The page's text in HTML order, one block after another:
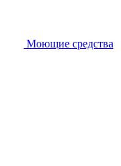
Моющие средства